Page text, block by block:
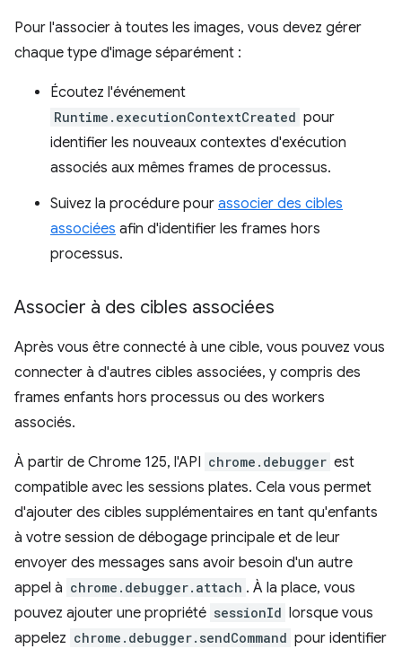
Pour l'associer à toutes les images, vous devez gérer
chaque type d'image séparément :
Écoutez l'événement
Runtime.executionContextCreated pour
identifier les nouveaux contextes d'exécution
associés aux mêmes frames de processus.
Suivez la procédure pour associer des cibles
associées afin d'identifier les frames hors
processus.
Associer à des cibles associées
Après vous être connecté à une cible, vous pouvez vous
connecter à d'autres cibles associées, y compris des
frames enfants hors processus ou des workers
associés.
À partir de Chrome 125, l'API chrome.debugger est
compatible avec les sessions plates. Cela vous permet
d'ajouter des cibles supplémentaires en tant qu'enfants
à votre session de débogage principale et de leur
envoyer des messages sans avoir besoin d'un autre
appel à chrome.debugger.attach . À la place, vous
pouvez ajouter une propriété sessionId lorsque vous
appelez chrome.debugger.sendCommand pour identifier